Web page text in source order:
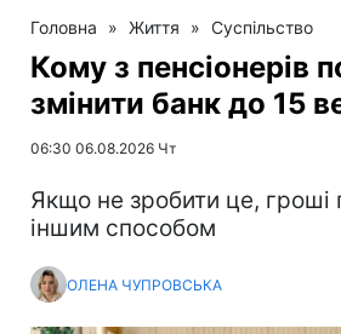
Головна » Життя » Суспільство
Кому з пенсіонерів
змінити банк до 15
06:30 06.08.2026 Чт
Якщо не зробити це, гроші
іншим способом
ОЛЕНА ЧУПРОВСЬКА